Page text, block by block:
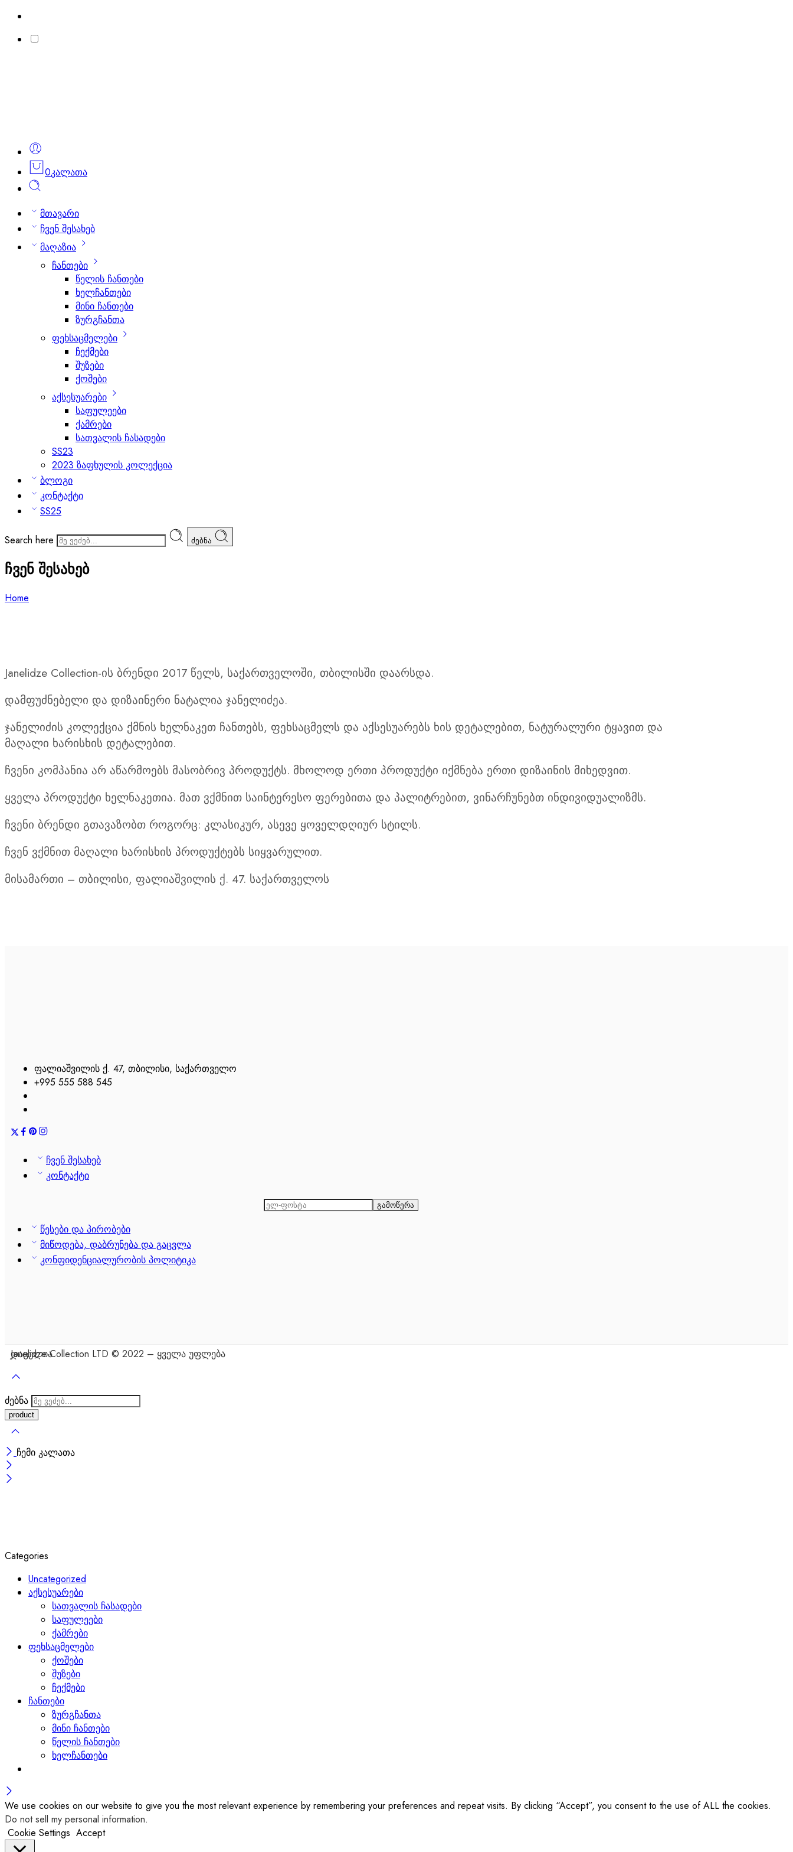
0კალათა
მთავარი
ჩვენ შესახებ
მაღაზია
ჩანთები
წელის ჩანთები
ხელჩანთები
მინი ჩანთები
ზურგჩანთა
ფეხსაცმელები
ჩექმები
შუზები
ქოშები
აქსესუარები
საფულეები
ქამრები
სათვალის ჩასადები
SS23
2023 ზაფხულის კოლექცია
ბლოგი
კონტაქტი
SS25
Search here ძებნა
ჩვენ შესახებ
Home
Janelidze Collection-ის ბრენდი 2017 წელს, საქართველოში, თბილისში დაარსდა.
დამფუძნებელი და დიზაინერი ნატალია ჯანელიძეა.
ჯანელიძის კოლექცია ქმნის ხელნაკეთ ჩანთებს, ფეხსაცმელს და აქსესუარებს ხის დეტალებით, ნატურალური ტყავით და
მაღალი ხარისხის დეტალებით.
ჩვენი კომპანია არ აწარმოებს მასობრივ პროდუქტს. მხოლოდ ერთი პროდუქტი იქმნება ერთი დიზაინის მიხედვით.
ყველა პროდუქტი ხელნაკეთია. მათ ვქმნით საინტერესო ფერებითა და პალიტრებით, ვინარჩუნებთ ინდივიდუალიზმს.
ჩვენი ბრენდი გთავაზობთ როგორც: კლასიკურ, ასევე ყოველდღიურ სტილს.
ჩვენ ვქმნით მაღალი ხარისხის პროდუქტებს სიყვარულით.
მისამართი – თბილისი, ფალიაშვილის ქ. 47. საქართველოს
ფალიაშვილის ქ. 47, თბილისი, საქართველო
+995 555 588 545
ჩვენ შესახებ
კონტაქტი
წესები და პირობები
მიწოდება, დაბრუნება და გაცვლა
კონფიდენციალურობის პოლიტიკა
Janelidze Collection LTD © 2022 – ყველა უფლება დაცულია
ძებნა
ჩემი კალათა
Categories
Uncategorized
აქსესუარები
სათვალის ჩასადები
საფულეები
ქამრები
ფეხსაცმელები
ქოშები
შუზები
ჩექმები
ჩანთები
ზურგჩანთა
მინი ჩანთები
წელის ჩანთები
ხელჩანთები
We use cookies on our website to give you the most relevant experience by remembering your preferences and repeat visits. By clicking “Accept”, you consent to the use of ALL the cookies.
Do not sell my personal information.
Cookie Settings Accept